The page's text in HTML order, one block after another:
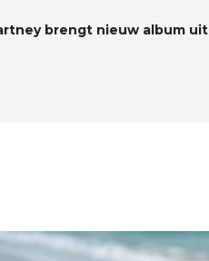
brengt nieuw album uit